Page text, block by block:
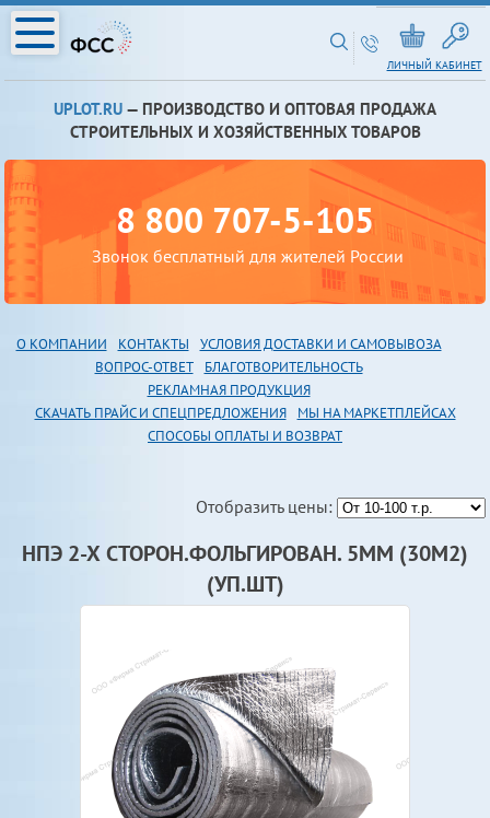
ЛИЧНЫЙ КАБИНЕТ
UPLOT.RU — ПРОИЗВОДСТВО И ОПТОВАЯ ПРОДАЖА
СТРОИТЕЛЬНЫХ И ХОЗЯЙСТВЕННЫХ ТОВАРОВ
8 800 707-5-105
Звонок бесплатный для жителей России
О КОМПАНИИ КОНТАКТЫ
УСЛОВИЯ ДОСТАВКИ И САМОВЫВОЗА
ВОПРОС-ОТВЕТ
БЛАГОТВОРИТЕЛЬНОСТЬ
РЕКЛАМНАЯ ПРОДУКЦИЯ
СКАЧАТЬ ПРАЙС И СПЕЦПРЕДЛОЖЕНИЯ
МЫ НА МАРКЕТПЛЕЙСАХ
СПОСОБЫ ОПЛАТЫ И ВОЗВРАТ
Отобразить цены:
НПЭ 2-Х СТОРОН.ФОЛЬГИРОВАН. 5ММ (30М2)
(УП.ШТ)